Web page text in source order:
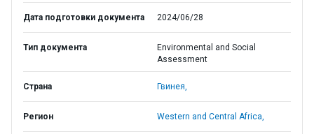
Дата подготовки документа 2024/06/28
Тип документа
Environmental and Social
Assessment
Страна Гвинея,
Регион Western and Central Africa,